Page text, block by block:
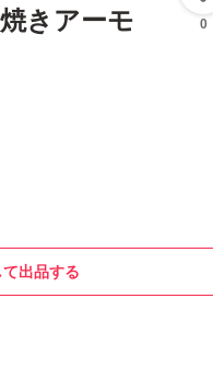
きアーモ
0
出品する